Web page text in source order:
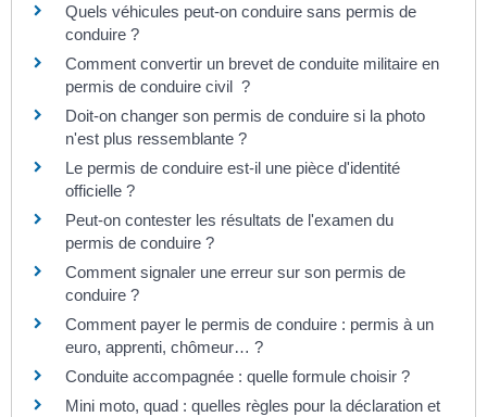
Quels véhicules peut-on conduire sans permis de
conduire ?
Comment convertir un brevet de conduite militaire en
permis de conduire civil ?
Doit-on changer son permis de conduire si la photo
n'est plus ressemblante ?
Le permis de conduire est-il une pièce d'identité
officielle ?
Peut-on contester les résultats de l'examen du
permis de conduire ?
Comment signaler une erreur sur son permis de
conduire ?
Comment payer le permis de conduire : permis à un
euro, apprenti, chômeur… ?
Conduite accompagnée : quelle formule choisir ?
Mini moto, quad : quelles règles pour la déclaration et